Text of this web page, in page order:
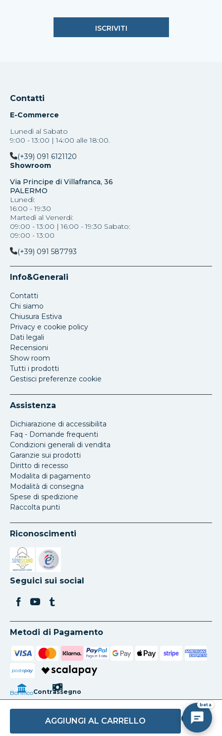
AGGIUNGI AL CARRELLO
Contatti
E-Commerce
Lunedì al Sabato
9:00 - 13:00 | 14:00 alle 18:00.
(+39) 091 6121120
Showroom
Via Principe di Villafranca, 36
PALERMO
Lunedì:
16:00 - 19:30
Martedì al Venerdi:
09:00 - 13:00 | 16:00 - 19:30 Sabato:
09:00 - 13:00
(+39) 091 587793
Info&Generali
Contatti
Chi siamo
Chiusura Estiva
Privacy e cookie policy
Dati legali
Recensioni
Show room
Tutti i prodotti
Gestisci preferenze cookie
Assistenza
Dichiarazione di accessibilita
Faq - Domande frequenti
Condizioni generali di vendita
Garanzie sui prodotti
Diritto di recesso
Modalita di pagamento
Modalità di consegna
Spese di spedizione
Raccolta punti
Riconoscimenti
Si apre in una nuova scheda
Si apre in una nuova scheda
Seguici sui social
Metodi di Pagamento
postepay
BonificoContrassegno
beta